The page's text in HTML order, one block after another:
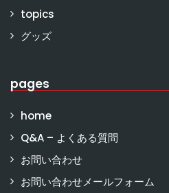
topics
グッズ
pages
home
Q&A – よくある質問
お問い合わせ
お問い合わせメールフォーム